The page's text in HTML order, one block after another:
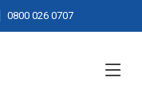
0800 026 0707